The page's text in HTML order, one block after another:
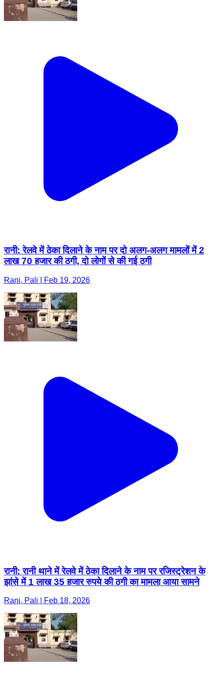
रानी: रेलवे में ठेका दिलाने के नाम पर दो अलग-अलग मामलों में 2
लाख 70 हजार की ठगी, दो लोगों से की गई ठगी
Rani, Pali | Feb 19, 2026
रानी: रानी थाने में रेलवे में ठेका दिलाने के नाम पर रजिस्ट्रेशन के
झांसे में 1 लाख 35 हजार रुपये की ठगी का मामला आया सामने
Rani, Pali | Feb 18, 2026